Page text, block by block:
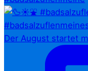
Der August startet